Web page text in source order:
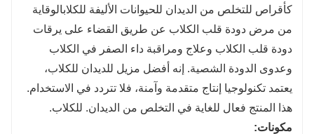
كأقراص للتخلص من الديدان للحيوانات الأليفة للكلابالوقاية
من مرض دودة قلب الكلاب عن طريق القضاء على يرقات
دودة قلب الكلاب وعلاج ومراقبة داء الصفر في الكلاب
وعدوى الدودة الشصية. إنه أفضل مزيل للديدان للكلاب،
يعتمد تكنولوجيا إنتاج متقدمة وآمنة، فلا تتردد في الاستخدام.
هذا المنتج فعال للغاية في التخلص من الديدان. للكلاب.
مكونات: